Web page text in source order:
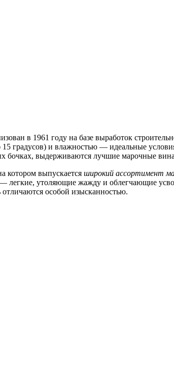
в 1961 году на базе выработок
градусов) и влажностью — идеальные
бочках, выдерживаются лучшие марочные
котором выпускается широкий ассортимент
легкие, утоляющие жажду и облегчающие
особой изысканностью.